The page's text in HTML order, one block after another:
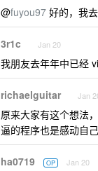
@fuyou97 好的，我
3r1c Jan 20
我朋友去年年中已经
richaelguitar Jan
原来大家有这个想法
逼的程序也是感动自
ha0719 OP Jan 20